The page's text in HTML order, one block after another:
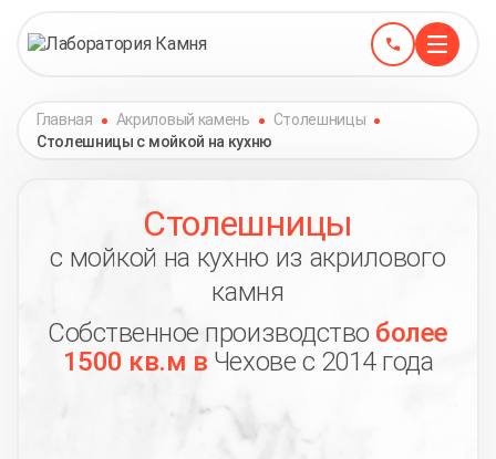
Главная Акриловый камень
Столешницы
Столешницы с мойкой на кухню
Столешницы
с мойкой на кухню из акрилового
камня
Собственное производство более
1500 кв.м в Чехове с 2014 года